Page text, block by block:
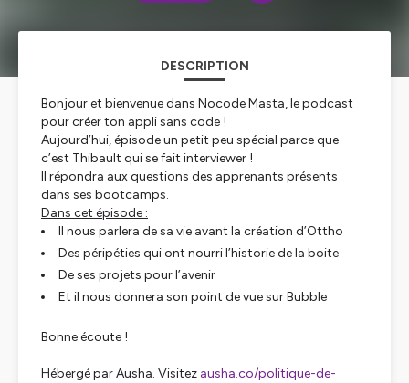
DESCRIPTION
Bonjour et bienvenue dans Nocode Masta, le podcast
pour créer ton appli sans code !
Aujourd’hui, épisode un petit peu spécial parce que
c’est Thibault qui se fait interviewer !
Il répondra aux questions des apprenants présents
dans ses bootcamps.
Dans cet épisode :
Il nous parlera de sa vie avant la création d’Ottho
Des péripéties qui ont nourri l’historie de la boite
De ses projets pour l’avenir
Et il nous donnera son point de vue sur Bubble
Bonne écoute !
Hébergé par Ausha. Visitez ausha.co/politique-de-